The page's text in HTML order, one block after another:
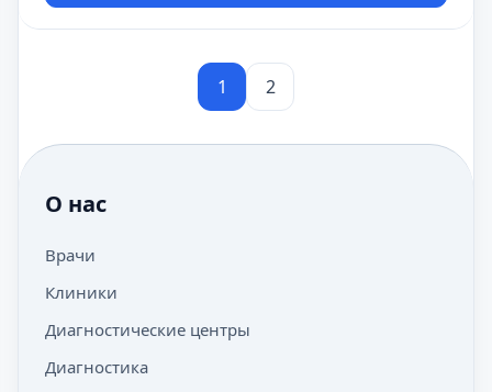
1 2
О нас
Врачи
Клиники
Диагностические центры
Диагностика